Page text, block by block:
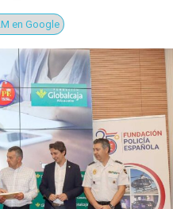
en Google